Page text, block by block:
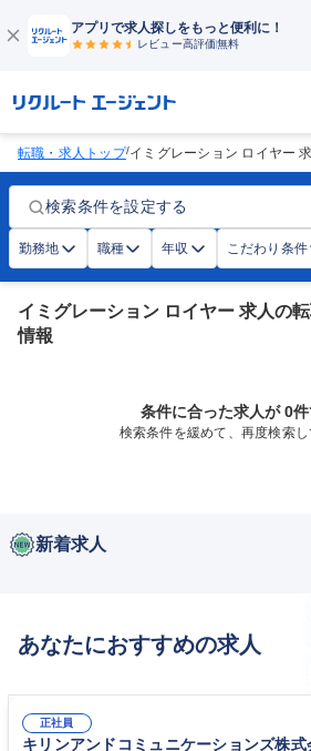
アプリで求人探しをもっと便利に！
レビュー高評価無料
転職・求人トップ/イミグレーション ロイヤー
検索条件を設定する
勤務地 職種 年収 こだわり条件
イミグレーション ロイヤー 求人の
情報
条件に合った求人が 0
検索条件を緩めて、再度検索
新着求人
あなたにおすすめの求人
正社員
キリンアンドコミュニケーションズ株式